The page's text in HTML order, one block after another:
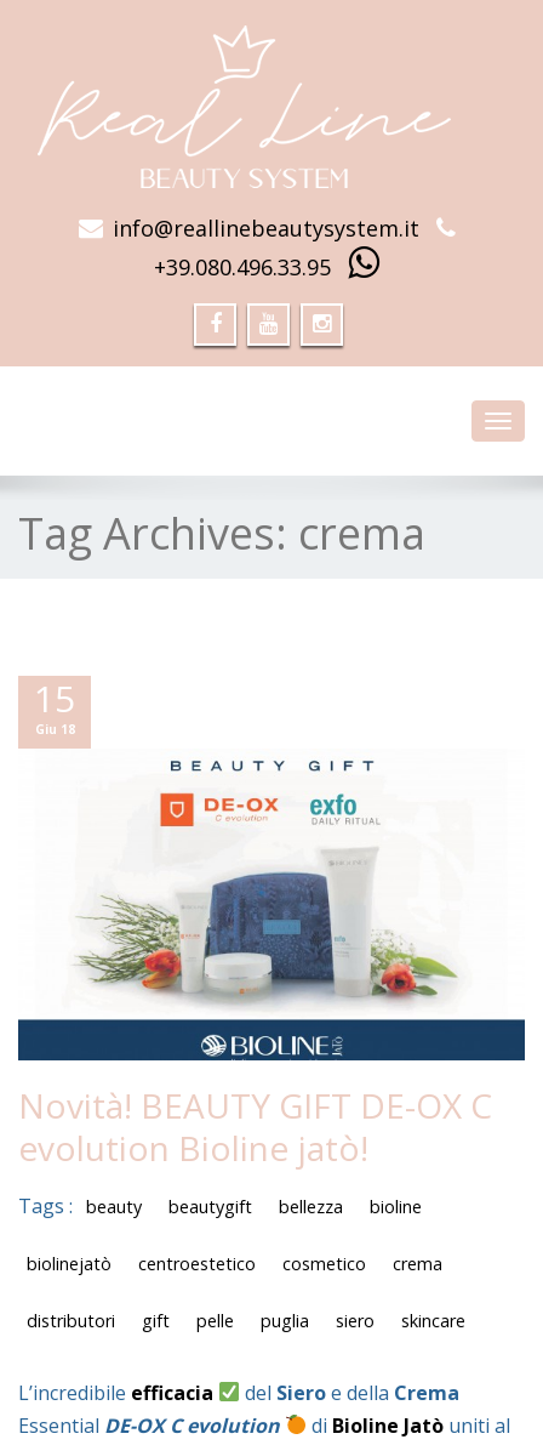
info@reallinebeautysystem.it
+39.080.496.33.95
Tag Archives: crema
15
Giu 18
Novità! BEAUTY GIFT DE-OX C
evolution Bioline jatò!
Tags : beauty beautygift bellezza bioline
biolinejatò centroestetico cosmetico crema
distributori gift pelle puglia siero skincare
L’incredibile efficacia del Sieroe della Crema
Essential DE-OX C evolution di Bioline Jatò uniti al